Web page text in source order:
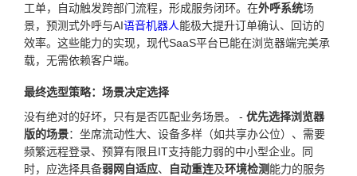
工单，自动触发跨部门流程，形成服务闭环。在外呼系统场
景，预测式外呼与AI语音机器人能极大提升订单确认、回访的
效率。这些能力的实现，现代SaaS平台已能在浏览器端完美承
载，无需依赖客户端。
最终选型策略：场景决定选择
没有绝对的好坏，只有是否匹配业务场景。 - 优先选择浏览器
版的场景：坐席流动性大、设备多样（如共享办公位）、需要
频繁远程登录、预算有限且IT支持能力弱的中小型企业。同
时，应选择具备弱网自适应、 自动重连及环境检测能力的服务